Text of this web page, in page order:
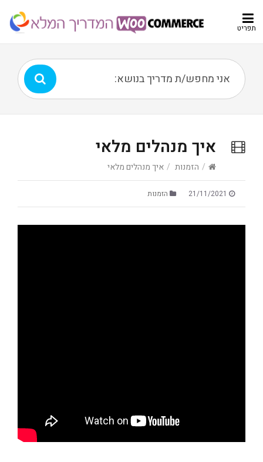
תפריט
איך מנהלים מלאי
/ הזמנות / איך מנהלים מלאי
21/11/2021 הזמנות